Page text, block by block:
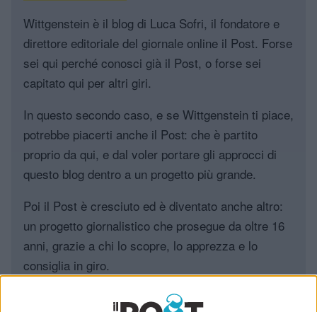
Wittgenstein è il blog di Luca Sofri, il fondatore e
direttore editoriale del giornale online il Post. Forse
sei qui perché conosci già il Post, o forse sei
capitato qui per altri giri.
In questo secondo caso, e se Wittgenstein ti piace,
potrebbe piacerti anche il Post: che è partito
proprio da qui, e dal voler portare gli approcci di
questo blog dentro a un progetto più grande.
Poi il Post è cresciuto ed è diventato anche altro:
un progetto giornalistico che prosegue da oltre 16
anni, grazie a chi lo scopre, lo apprezza e lo
consiglia in giro.
Leggi il Post, magari ti piace